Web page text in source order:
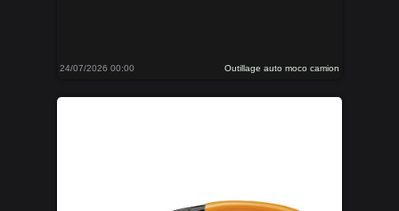
24/07/2026 00:00 Outillage auto moco camion